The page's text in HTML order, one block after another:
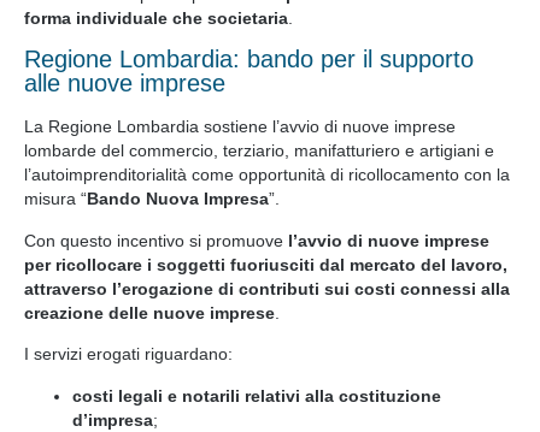
forma individuale che societaria
Regione Lombardia: bando per il supporto
alle nuove imprese
La Regione Lombardia sostiene l’avvio di nuove imprese
lombarde del commercio, terziario, manifatturiero e artigiani e
l’autoimprenditorialità come opportunità di ricollocamento con la
misura “Bando Nuova Impresa”.
Con questo incentivo si promuove l’avvio di nuove imprese
per ricollocare i soggetti fuoriusciti dal mercato del lavoro,
attraverso l’erogazione di contributi sui costi connessi alla
creazione delle nuove imprese
I servizi erogati riguardano:
costi legali e notarili relativi alla costituzione
d’impresa;